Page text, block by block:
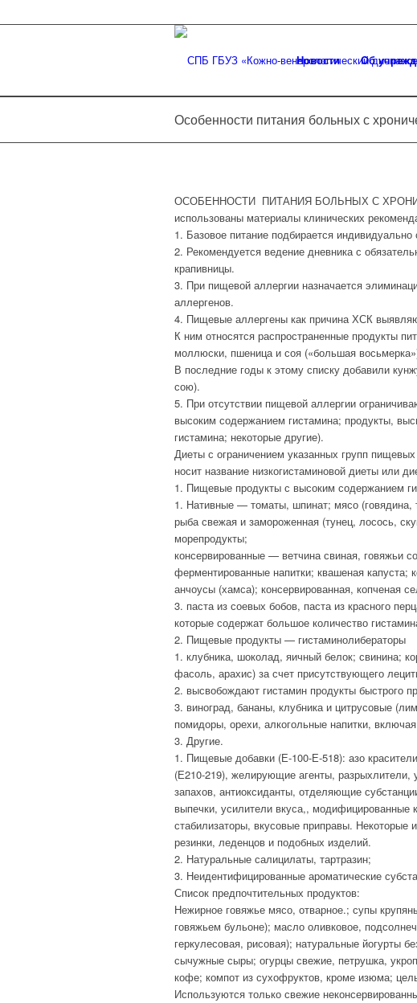
Новости Об
Особенности питания больных с
ОСОБЕННОСТИ ПИТАНИЯ БОЛЬНЫХ С
использованы материалы клинических
1. Базовое питание подбирается
2. Рекомендуется ведение дневника с
крапивницы.
3. При пищевой аллергии назначается
аллергенов.
4. Пищевые аллергены как причина ХСК
К ним относятся распространенные продукты
моллюски, пшеница и соя («большая
В последние годы к этому списку добавили
сою).
5. При отсутствии пищевой аллергии
высоким содержанием гистамина; продукты,
гистамина; некоторые другие).
Диеты с ограничением указанных групп
носит название низкогистаминовой диеты или
1. Пищевые продукты с высоким содержанием
1. Нативные — томаты, шпинат; мясо (говядина,
рыба свежая и замороженная (тунец, лосось,
морепродукты;
консервированные — ветчина свиная, говяжьи
ферментированные напитки; квашеная капуста;
анчоусы (хамса); консервированная, копченая
3. паста из соевых бобов, паста из красного
которые содержат большое количество
2. Пищевые продукты — гистаминолибераторы
1. клубника, шоколад, яичный белок; свинина;
фасоль, арахис) за счет присутствующего
2. высвобождают гистамин продукты быстрого
3. виноград, бананы, клубника и цитрусовые
помидоры, орехи, алкогольные напитки,
3. Другие.
1. Пищевые добавки (Е-100-Е-518): азо
(Е210-219), желирующие агенты, разрыхлители,
запахов, антиоксиданты, отделяющие
выпечки, усилители вкуса,, модифицированные
стабилизаторы, вкусовые приправы. Некоторые
резинки, леденцов и подобных изделий.
2. Натуральные салицилаты, тартразин;
3. Неидентифицированные ароматические
Список предпочтительных продуктов:
Нежирное говяжье мясо, отварное.; супы
говяжьем бульоне); масло оливковое,
геркулесовая, рисовая); натуральные йогурты
сычужные сыры; огурцы свежие, петрушка,
кофе; компот из сухофруктов, кроме изюма;
Используются только свежие